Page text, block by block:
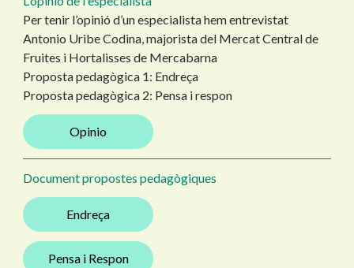
Per tenir l’opinió d’un especialista hem entrevistat
Antonio Uribe Codina, majorista del Mercat Central de
Fruites i Hortalisses de Mercabarna
Proposta pedagògica 1: Endreça
Proposta pedagògica 2: Pensa i respon
Opinio
Document propostes pedagògiques
Endreça
Pensa i Respon